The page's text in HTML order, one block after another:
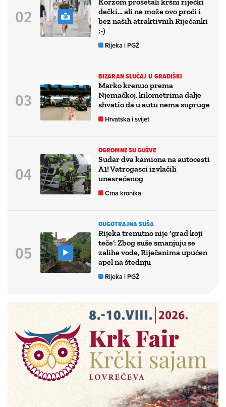
dečki… ali ne može ovo proći i
bez naših atraktivnih Riječanki
:-)
Rijeka i PGŽ
BIZARAN SLUČAJ U GRADIŠKI
Marko krenuo prema
Njemačkoj, kilometrima dalje
shvatio da u autu nema supruge
Hrvatska i svijet
OGROMNE SU GUŽVE
Sudar dva kamiona na autocesti
A1! Vatrogasci izvlačili
unesrećenog
Crna kronika
DUGOTRAJNA SUŠA
Rijeka trenutno nije ‘grad koji
teče’: Zbog suše smanjuju se
zalihe vode, Riječanima upućen
apel na štednju
Rijeka i PGŽ